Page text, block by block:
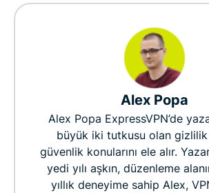
Alex Popa
Alex Popa ExpressVPN’de
büyük iki tutkusu olan
güvenlik konularını ele alır.
yedi yılı aşkın, düzenleme
yıllık deneyime sahip Alex,